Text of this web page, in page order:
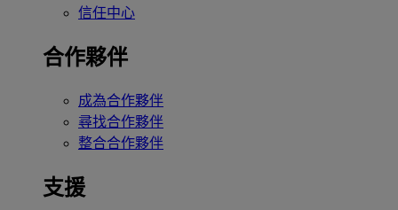
信任中心
合作夥伴
成為合作夥伴
尋找合作夥伴
整合合作夥伴
支援